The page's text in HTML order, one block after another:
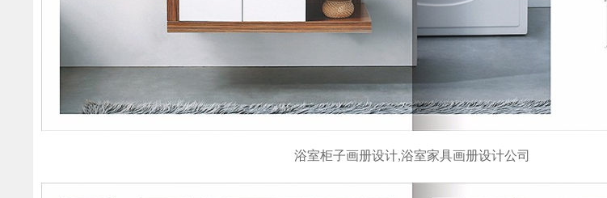
浴室柜子画册设计,浴室家具画册设计公司